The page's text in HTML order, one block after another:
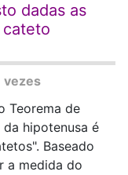
dadas as
Teorema de
hipotenusa é
Baseado
a medida do